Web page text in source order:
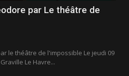
par Le théâtre de
le théâtre de l'impossible Le jeudi 09
Le Havre...